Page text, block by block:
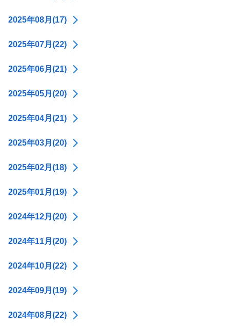
2025年08月(17)
2025年07月(22)
2025年06月(21)
2025年05月(20)
2025年04月(21)
2025年03月(20)
2025年02月(18)
2025年01月(19)
2024年12月(20)
2024年11月(20)
2024年10月(22)
2024年09月(19)
2024年08月(22)